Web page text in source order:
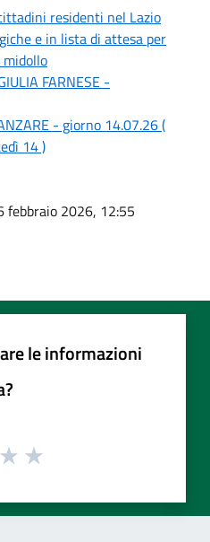
residenti nel Lazio
e in lista di attesa per
FARNESE -
- giorno 14.07.26 (
14 )
febbraio 2026, 12:55
le informazioni